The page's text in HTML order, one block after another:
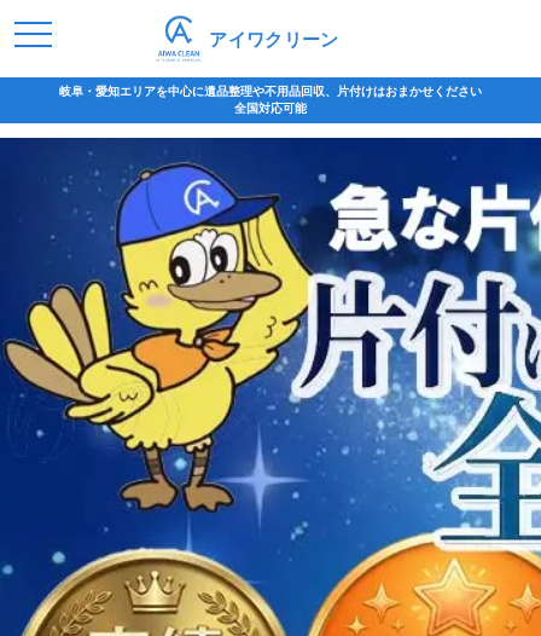
アイワクリーン